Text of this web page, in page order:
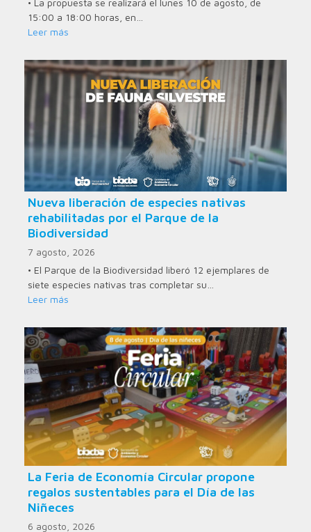
• La propuesta se realizará el lunes 10 de agosto, de
15:00 a 18:00 horas, en…
Leer más
Nueva liberación de especies nativas
rehabilitadas por el Parque de la
Biodiversidad
7 agosto, 2026
• El Parque de la Biodiversidad liberó 12 ejemplares de
siete especies nativas tras completar su…
Leer más
La Feria de Economía Circular propone
regalos sustentables para el Día de las
Niñeces
6 agosto, 2026